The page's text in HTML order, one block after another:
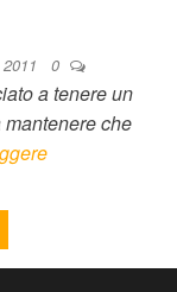
0
a tenere un
che